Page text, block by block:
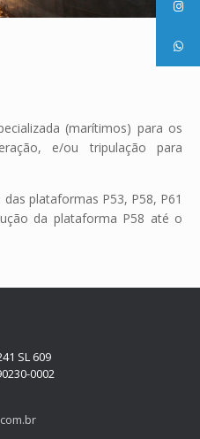
(marítimos) para os
e/ou tripulação para
plataformas P53, P58, P61
da plataforma P58 até o
SL 609
0002